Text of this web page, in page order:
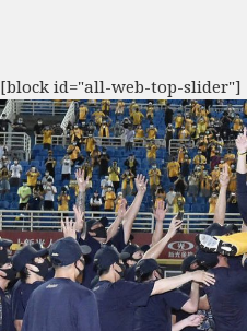
[block id="all-web-top-slider"]